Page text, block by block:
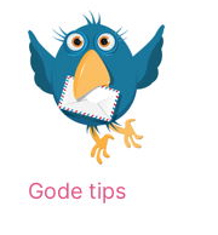
Gode tips